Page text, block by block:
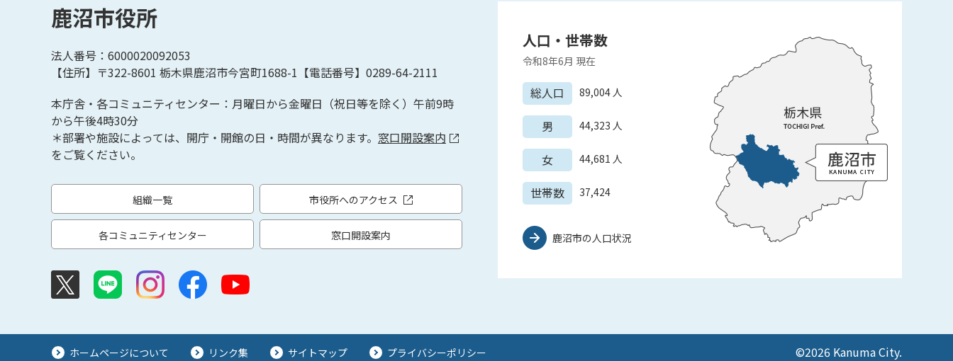
鹿沼市役所
法人番号：6000020092053
【住所】〒322-8601 栃木県鹿沼市今宮町1688-1【電話番号】0289-64-2111
本庁舎・各コミュニティセンター：月曜日から金曜日（祝日等を除く）午前9時
から午後4時30分
＊部署や施設によっては、開庁・開館の日・時間が異なります。 窓口開設案内
をご覧ください。
組織一覧 市役所へのアクセス
各コミュニティセンター 窓口開設案内
人口・世帯数
令和8年6月 現在
総人口 89,004 人
男 44,323 人
女 44,681 人
世帯数 37,424
鹿沼市の人口状況
ホームページについて リンク集 サイトマップ プライバシーポリシー ©2026 Kanuma City.